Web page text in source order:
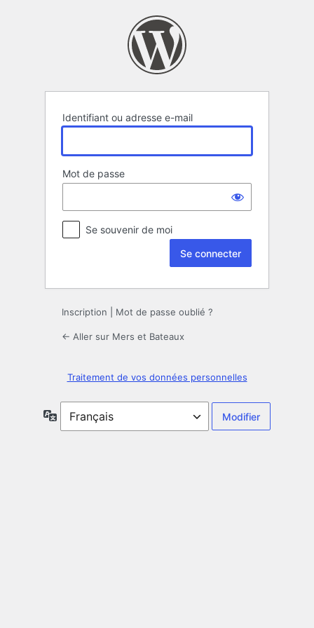
Identifiant ou adresse e-mail
Mot de passe
Se souvenir de moi
Inscription Mot de passe oublié ?
← Aller sur Mers et Bateaux
Traitement de vos données personnelles
Langue